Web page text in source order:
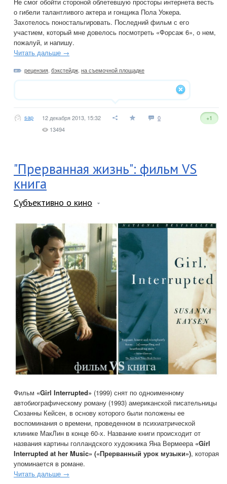
о гибели талантливого актера и гонщика Пола Уокера.
Захотелось поностальгировать. Последний фильм с его
участием, который мне довелось посмотреть «Форсаж 6», о нем,
пожалуй, и напишу.
Читать дальше →
рецензия бэкстейдж на съемочной площадке
sap 12 декабря 2013, 15:32 0
+1
13494
"Прерванная жизнь": фильм VS
книга
Субъективно о кино
Фильм «Girl Interrupted» (1999) снят по одноименному
автобиографическому роману (1993) американской писательницы
Сюзанны Кейсен, в основу которого были положены ее
воспоминания о времени, проведенном в психиатрической
клинике МакЛин в конце 60-х. Название книги происходит от
названия картины голландского художника Яна Вермеера «Girl
Interrupted at her Music» («Прерванный урок музыки»), которая
упоминается в романе.
Читать дальше →